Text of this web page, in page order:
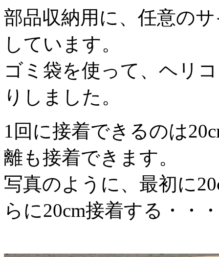
部品収納用に、任意の
しています。
ゴミ袋を使って、ヘリ
りしました。
1回に接着できるのは
離も接着できます。
写真のように、最初に
らに20cm接着する・・